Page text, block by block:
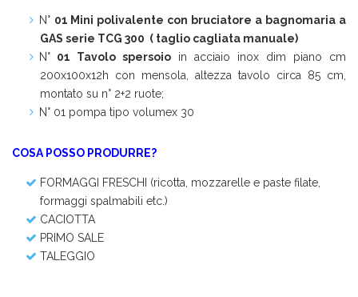
N° 01 Mini polivalente con bruciatore a bagnomaria a
GAS serie TCG 300 ( taglio cagliata manuale)
N°01 Tavolo spersoioin acciaio inox dim piano cm
200x100x12h con mensola, altezza tavolo circa 85 cm,
montato su n° 2+2 ruote;
N° 01 pompa tipo volumex 30
COSA POSSO PRODURRE?
FORMAGGI FRESCHI (ricotta, mozzarelle e paste filate,
formaggi spalmabili etc.)
CACIOTTA
PRIMO SALE
TALEGGIO